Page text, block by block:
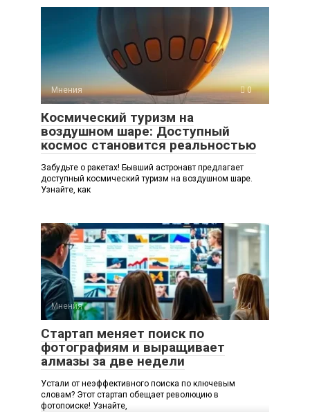
Мнения 0
Космический туризм на
воздушном шаре: Доступный
космос становится реальностью
Забудьте о ракетах! Бывший астронавт предлагает
доступный космический туризм на воздушном шаре.
Узнайте, как
Мнения 0
Стартап меняет поиск по
фотографиям и выращивает
алмазы за две недели
Устали от неэффективного поиска по ключевым
словам? Этот стартап обещает революцию в
фотопоиске! Узнайте,